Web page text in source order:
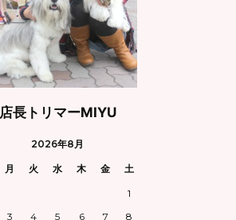
店長トリマーMIYU
2026年8月
月 火 水 木 金 土
1
3 4 5 6 7
8